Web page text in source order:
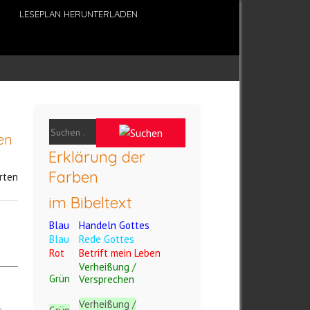
LESEPLAN HERUNTERLADEN
Erklärung der
Farben
im Bibeltext
Blau
Handeln Gottes
Blau
Rede Gottes
Rot
Betrift mein Leben
Grün
Verheißung /
Versprechen
Verheißung /